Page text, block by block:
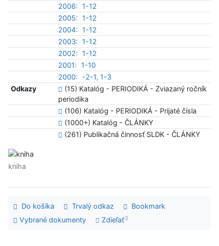
2006:
1-12
2005:
1-12
2004:
1-12
2003:
1-12
2002:
1-12
2001:
1-10
2000:
-2-1, 1-3
Odkazy
(15) Katalóg - PERIODIKÁ - Zviazaný ročník
periodika
(106) Katalóg - PERIODIKÁ - Prijaté čísla
(1000+) Katalóg - ČLÁNKY
(261) Publikačná činnosť SLDK - ČLÁNKY
kniha
Do košíka Trvalý odkaz
Bookmark
Vybrané dokumenty
Zdieľať